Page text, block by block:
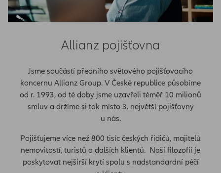
Allianz pojišťovna
Jsme součástí předního světového pojišťovacího
koncernu Allianz Group. V České republice působíme
od r. 1993, od té doby jsme uzavřeli téměř 10 milionů
smluv a držíme si tak místo 3. největší pojišťovny
u nás.
Pojišťujeme více než 800 tisíc českých řidičů, majitelů
nemovitostí, turistů a dalších klientů. Naší filozofií je
poskytovat nejširší krytí spolu s nadstandardní péčí